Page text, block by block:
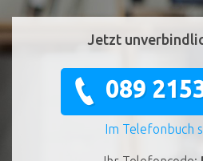
Jetzt
089
Im Telefonbuch